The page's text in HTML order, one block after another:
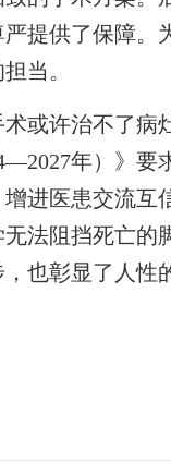
提供了保障。
当。
许治不了病灶
年）》要
增进医患交流互
法阻挡死亡的
也彰显了人性